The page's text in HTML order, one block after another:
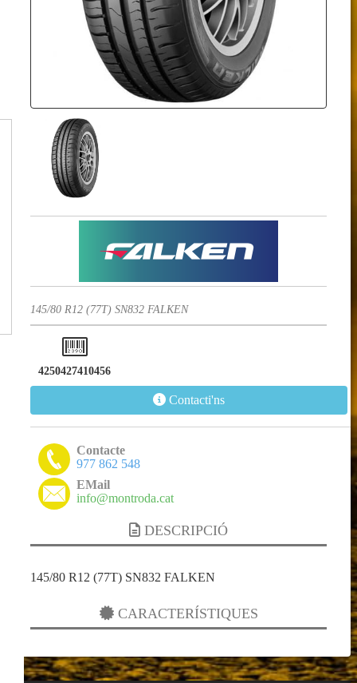
145/80 R12 (77T) SN832 FALKEN
4250427410456
Contacti'ns
Contacte
977 862 548
EMail
info@montroda.cat
DESCRIPCIÓ
145/80 R12 (77T) SN832 FALKEN
CARACTERÍSTIQUES